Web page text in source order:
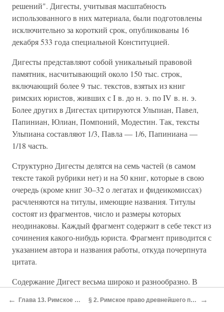
решений". Дигесты, учитывая масштабность
использованного в них материала, были подготовлены
исключительно за короткий срок, опубликованы 16
декабря 533 года специальной Конституцией.
Дигесты представляют собой уникальный правовой
памятник, насчитывающий около 150 тыс. строк,
включающий более 9 тыс. текстов, взятых из книг
римских юристов, живших с I в. до н. э. по IV в. н. э.
Более других в Дигестах цитируются Ульпиан, Павел,
Папиниан, Юлиан, Помпоний, Модестин. Так, тексты
Ульпиана составляют 1/3, Павла — 1/6, Папиниана —
1/18 часть.
Структурно Дигесты делятся на семь частей (в самом
тексте такой рубрики нет) и на 50 книг, которые в свою
очередь (кроме книг 30–32 о легатах и фидеикомиссах)
расчленяются на титулы, имеющие названия. Титулы
состоят из фрагментов, число и размеры которых
неодинаковы. Каждый фрагмент содержит в себе текст из
сочинения какого-нибудь юриста. Фрагмент приводится с
указанием автора и названия работы, откуда почерпнута
цитата.
Содержание Дигест весьма широко и разнообразно. В
правосудия и права, обосновывается деление права на
← Глава 13. Римское право § 2. Римское право древнейшего периода →